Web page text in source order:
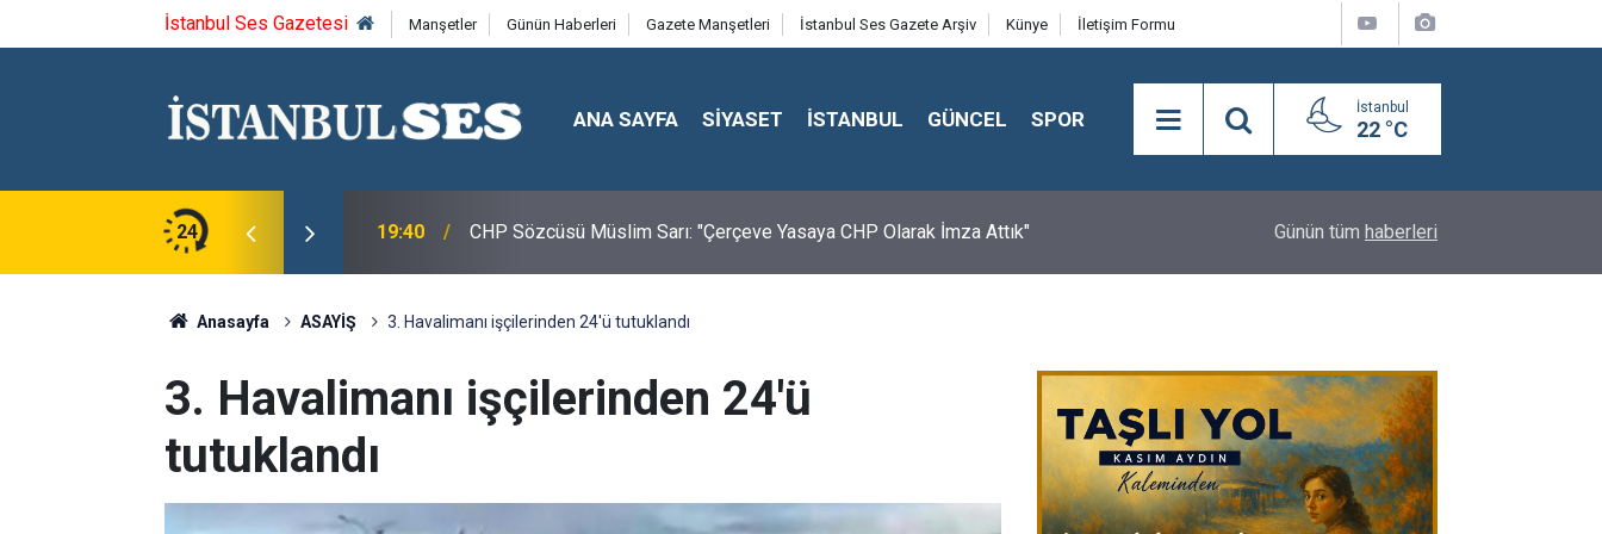
İstanbul Ses Gazetesi Manşetler Günün Haberleri Gazete Manşetleri İstanbul Ses Gazete Arşiv Künye İletişim Formu
ANA SAYFA SİYASET İSTANBUL GÜNCEL SPOR İstanbul
22 °C
24
CHP Spor Kurulu Üyeleri ile Bir Araya
19:40 CHP Sözcüsü Müslim Sarı: "Çerçeve Yasaya CHP Olarak İmza Attık" Y.A.A.Y.D. Derneği Koşusu’nda birinciliğe Kral
Günün tüm haberleri
Anasayfa ASAYİŞ 3. Havalimanı işçilerinden 24'ü tutuklandı
3. Havalimanı işçilerinden 24'ü
tutuklandı